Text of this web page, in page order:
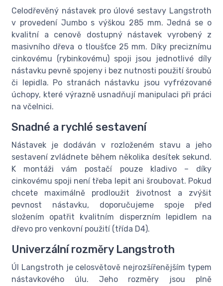
Celodřevěný nástavek pro úlové sestavy Langstroth
v provedení Jumbo s výškou 285 mm. Jedná se o
kvalitní a cenově dostupný nástavek vyrobený z
masivního dřeva o tloušťce 25 mm. Díky preciznímu
cinkovému (rybinkovému) spoji jsou jednotlivé díly
nástavku pevně spojeny i bez nutnosti použití šroubů
či lepidla. Po stranách nástavku jsou vyfrézované
úchopy, které výrazně usnadňují manipulaci při práci
na včelnici.
Snadné a rychlé sestavení
Nástavek je dodáván v rozloženém stavu a jeho
sestavení zvládnete během několika desítek sekund.
K montáži vám postačí pouze kladivo – díky
cinkovému spoji není třeba lepit ani šroubovat. Pokud
chcete maximálně prodloužit životnost a zvýšit
pevnost nástavku, doporučujeme spoje před
složením opatřit kvalitním disperzním lepidlem na
dřevo pro venkovní použití (třída D4).
Univerzální rozměry Langstroth
Úl Langstroth je celosvětově nejrozšířenějším typem
nástavkového úlu. Jeho rozměry jsou plně